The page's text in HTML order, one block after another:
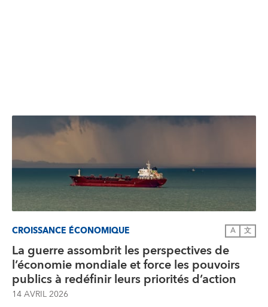
CROISSANCE ÉCONOMIQUE A 文
La guerre assombrit les perspectives de
l’économie mondiale et force les pouvoirs
publics à redéfinir leurs priorités d’action
14 AVRIL 2026